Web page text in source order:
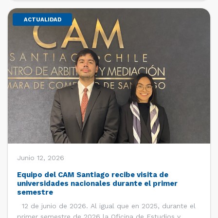
ACTUALIDAD
Junio 12, 2026
Equipo del CAM Santiago recibe visita de
universidades nacionales durante el primer
semestre
12 de junio de 2026. Al igual que en 2025, durante el